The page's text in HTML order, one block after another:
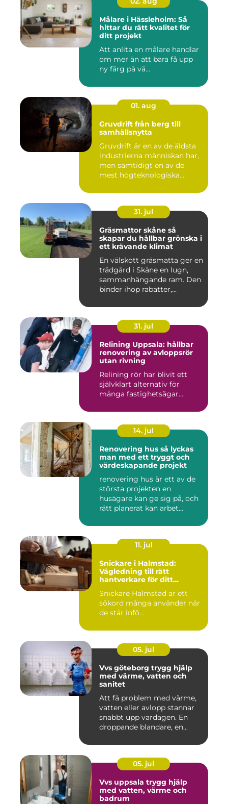
Målare i Hässleholm: Så
hittar du rätt kvalitet för
ditt projekt
Att anlita en målare handlar
om mer än att bara få upp
ny färg på vä...
01. aug
Gruvdrift från berg till
samhällsnytta
Gruvdrift är en av de äldsta
industrierna människan har,
men samtidigt en av de
mest högteknologiska...
31. jul
Gräsmattor skåne så
skapar du hållbar grönska i
ett krävande klimat
En välskött gräsmatta ger en
trädgård i Skåne en lugn,
sammanhängande ram. Den
binder ihop rabatter,...
31. jul
Relining Uppsala: hållbar
renovering av avloppsrör
utan rivning
Relining rör har blivit ett
självklart alternativ för
många fastighetsägar...
14. jul
Renovering hus så lyckas
man med ett tryggt och
värdeskapande projekt
renovering hus är ett av de
största projekten en
husägare kan ge sig på, och
rätt planerat kan arbet...
11. jul
Snickare i Halmstad:
Vägledning till rätt
hantverkare för ditt
Snickare Halmstad är ett
sökord många använder när
de står infö...
05. jul
Vvs göteborg trygg hjälp
med värme, vatten och
sanitet
Att få problem med värme,
vatten eller avlopp stannar
snabbt upp vardagen. En
droppande blandare, en...
05. jul
Vvs uppsala trygg hjälp
med vatten, värme och
badrum